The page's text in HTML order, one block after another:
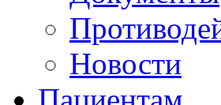
Новости